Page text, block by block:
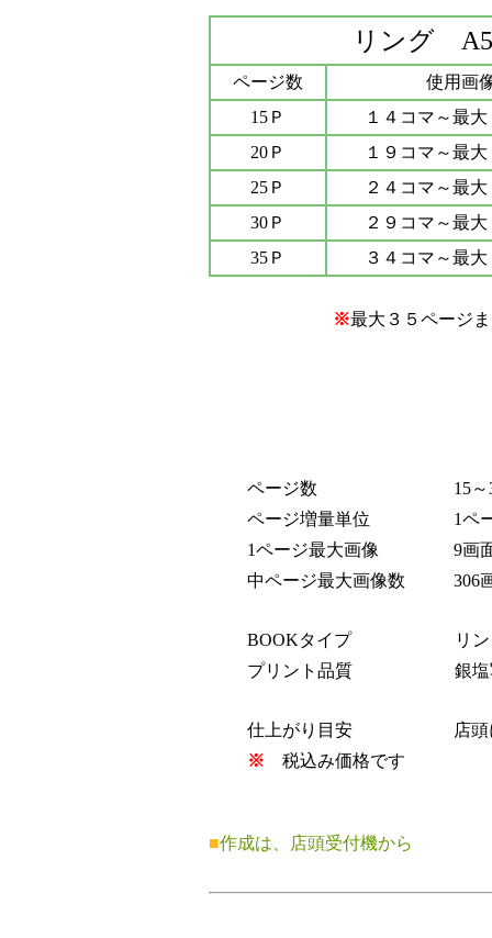
リング A5
ページ数
使用画
15Ｐ
１４コマ～最
20Ｐ
１９コマ～最
25Ｐ
２４コマ～最
30Ｐ
２９コマ～最
35Ｐ
３４コマ～最
※最大３５ペー
ページ数
15～
ページ増量単位
1ペ
1ページ最大画像
9画
中ページ最大画像数
306画
BOOKタイプ
リン
プリント品質
銀塩
仕上がり目安
店頭に
※ 税込み価格です
■作成は、店頭受付機から